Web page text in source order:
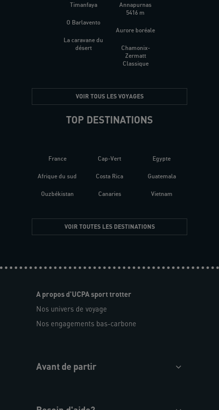
Timanfaya
O Barlavento
La caravane du
désert
Annapurnas
5416 m
Aurore boréale
Chamonix-
Zermatt
Classique
VOIR TOUS LES VOYAGES
TOP DESTINATIONS
France
Afrique du sud
Ouzbékistan
Cap-Vert
Costa Rica
Canaries
Egypte
Guatemala
Vietnam
VOIR TOUTES LES DESTINATIONS
A propos d'UCPA sport trotter
Nos univers de voyage
Nos engagements bas-carbone
Avant de partir